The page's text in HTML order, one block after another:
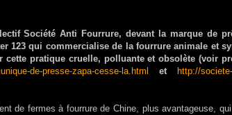
Société Anti Fourrure, devant la marque de
123 qui commercialise de la fourrure animale et
cette pratique cruelle, polluante et obsolète (voir
de-presse-zapa-cesse-la.html
et
http://
de fermes à fourrure de Chine, plus avantageuse,